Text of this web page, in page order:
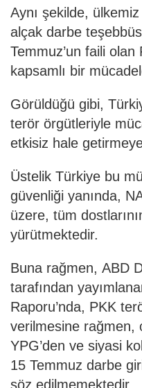
Aynı şekilde,
alçak darbe
Temmuz’un faili
kapsamlı bir
Görüldüğü gibi,
terör örgütleriyle
etkisiz hale
Üstelik Türkiye bu
güvenliği yanında,
üzere, tüm
yürütmektedir.
Buna rağmen, ABD
tarafından
Raporu’nda, PKK
verilmesine rağmen,
YPG’den ve siyasi
15 Temmuz darbe
söz edilmemektedir.